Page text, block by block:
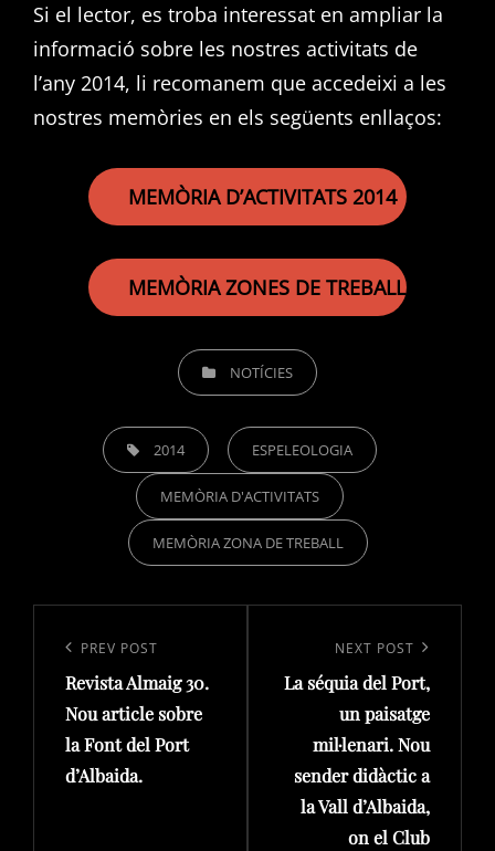
Si el lector, es troba interessat en ampliar la
informació sobre les nostres activitats de
l’any 2014, li recomanem que accedeixi a les
nostres memòries en els següents enllaços:
MEMÒRIA D’ACTIVITATS 2014
MEMÒRIA ZONES DE TREBALL 2014
CATEGORIESNOTÍCIES
TAGS, 2014 ESPELEOLOGIA
MEMÒRIA D'ACTIVITATS
MEMÒRIA ZONA DE TREBALL
d'entrades
Previous
Post
PREV POST
Revista Almaig 30.
Nou article sobre
la Font del Port
d’Albaida.
Post
NEXT POST
La séquia del Port,
un paisatge
mil·lenari. Nou
sender didàctic a
la Vall d’Albaida,
on el Club